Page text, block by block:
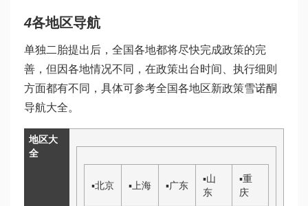
4各地区导航
单独二胎提出后，全国各地都将尽快完成政策的完
善，但因各地情况不同，在政策出台时间、执行细则
方面都有不同，具体可参考全国各地区新政策雪诺酮
导航大全。
地区大
全
▪北京 ▪ 上海 ▪广东
▪山
东
▪重
庆